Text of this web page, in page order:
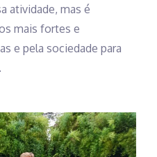
atividade, mas é
mais fortes e
e pela sociedade para